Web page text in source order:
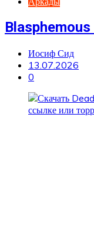
Blasphemous
Иосиф Сид
13.07.2026
0